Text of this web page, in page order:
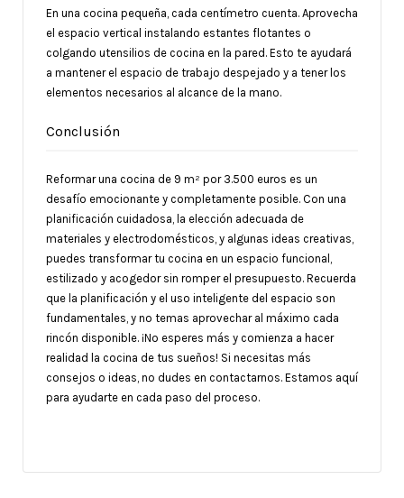
En una cocina pequeña, cada centímetro cuenta. Aprovecha
el espacio vertical instalando estantes flotantes o
colgando utensilios de cocina en la pared. Esto te ayudará
a mantener el espacio de trabajo despejado y a tener los
elementos necesarios al alcance de la mano.
Conclusión
Reformar una cocina de 9 m² por 3.500 euros es un
desafío emocionante y completamente posible. Con una
planificación cuidadosa, la elección adecuada de
materiales y electrodomésticos, y algunas ideas creativas,
puedes transformar tu cocina en un espacio funcional,
estilizado y acogedor sin romper el presupuesto. Recuerda
que la planificación y el uso inteligente del espacio son
fundamentales, y no temas aprovechar al máximo cada
rincón disponible. ¡No esperes más y comienza a hacer
realidad la cocina de tus sueños! Si necesitas más
consejos o ideas, no dudes en contactarnos. Estamos aquí
para ayudarte en cada paso del proceso.